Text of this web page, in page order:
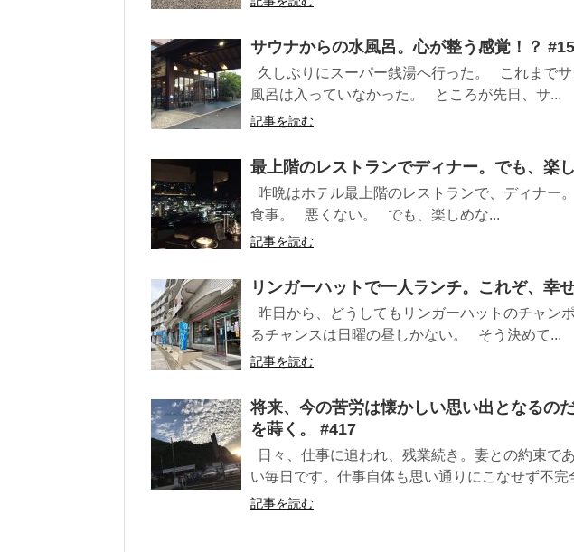
サウナからの水風呂。心が整う感覚！？
久しぶりにスーパー銭湯へ行った。 これまで
風呂は入っていなかった。 ところが先日、サ...
記事を読む
最上階のレストランでディナー。でも、楽
昨晩はホテル最上階のレストランで、ディナー
食事。 悪くない。 でも、楽しめな...
記事を読む
リンガーハットで一人ランチ。これぞ、幸
昨日から、どうしてもリンガーハットのチャン
るチャンスは日曜の昼しかない。 そう決めて...
記事を読む
将来、今の苦労は懐かしい思い出となるの
を蒔く。 #417
日々、仕事に追われ、残業続き。妻との約束で
い毎日です。仕事自体も思い通りにこなせず不完
記事を読む